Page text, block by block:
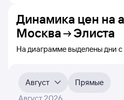
Динамика цен на
Москва
Элиста
На диаграмме выделены дни с
5 месяца. Выберите дату,
авиабилетов и просмотру
Август
Прямые